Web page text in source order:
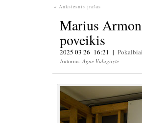
« Ankstesnis įrašas
Marius
poveikis
2025 03 26 16:21 | Pokalbiai
Autorius:Agnė Vidugirytė